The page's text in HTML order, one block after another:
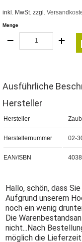
inkl. MwSt. zzgl.
Menge
Ausführliche
Hersteller
Hersteller
Herstellernummer 02-
EAN/ISBN
Hallo, schön, dass
Aufgrund unserem
noch ein wenig
Die
nicht...Nach
möglich die